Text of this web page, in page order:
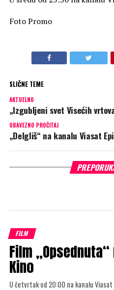
Foto Promo
SLIČNE TEME
AKTUELNO
„Izgubljeni svet Visećih
OBAVEZNO PROČITAJ
„Delgliš“ na kanalu Viasat
FILM
Film
Kino
U četvrtak od 20:00 na kanalu Viasat